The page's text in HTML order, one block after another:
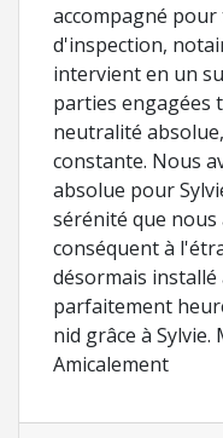
accompagné
d'inspection,
intervient en un
parties engagées
neutralité
constante. Nous
absolue pour
sérénité que nous
conséquent à
désormais
parfaitement
nid grâce à
Amicalement